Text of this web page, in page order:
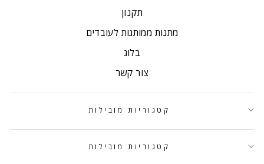
תקנון
מתנות ממותגות לעובדים
בלוג
צור קשר
קטגוריות מובילות
קטגוריות מובילות